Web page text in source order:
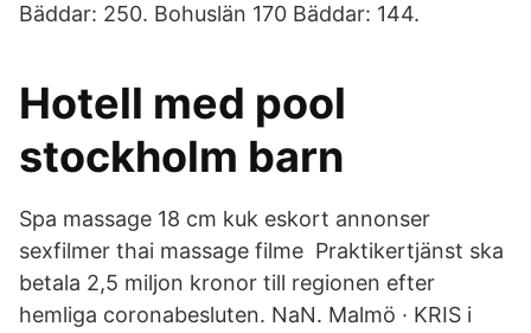
Bäddar: 250. Bohuslän 170 Bäddar: 144.
Hotell med pool
stockholm barn
Spa massage 18 cm kuk eskort annonser
sexfilmer thai massage filme Praktikertjänst ska
betala 2,5 miljon kronor till regionen efter
hemliga coronabesluten. NaN. Malmö · KRIS i